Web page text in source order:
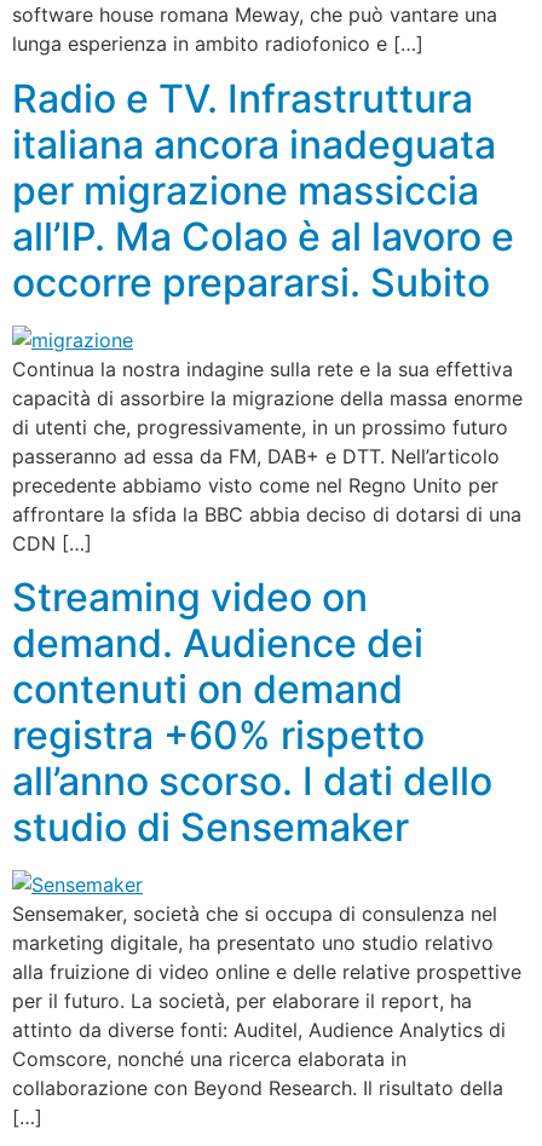
software house romana Meway, che può vantare una
lunga esperienza in ambito radiofonico e […]
Radio e TV. Infrastruttura
italiana ancora inadeguata
per migrazione massiccia
all’IP. Ma Colao è al lavoro e
occorre prepararsi. Subito
Continua la nostra indagine sulla rete e la sua effettiva
capacità di assorbire la migrazione della massa enorme
di utenti che, progressivamente, in un prossimo futuro
passeranno ad essa da FM, DAB+ e DTT. Nell’articolo
precedente abbiamo visto come nel Regno Unito per
affrontare la sfida la BBC abbia deciso di dotarsi di una
CDN […]
Streaming video on
demand. Audience dei
contenuti on demand
registra +60% rispetto
all’anno scorso. I dati dello
studio di Sensemaker
Sensemaker, società che si occupa di consulenza nel
marketing digitale, ha presentato uno studio relativo
alla fruizione di video online e delle relative prospettive
per il futuro. La società, per elaborare il report, ha
attinto da diverse fonti: Auditel, Audience Analytics di
Comscore, nonché una ricerca elaborata in
collaborazione con Beyond Research. Il risultato della
[…]